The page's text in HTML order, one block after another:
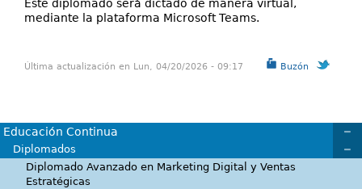
Este diplomado será dictado de manera virtual,
mediante la plataforma Microsoft Teams.
Buzón
Última actualización en Lun, 04/20/2026 - 09:17
Educación Continua
Diplomados
Diplomado Avanzado en Marketing Digital y Ventas
Estratégicas